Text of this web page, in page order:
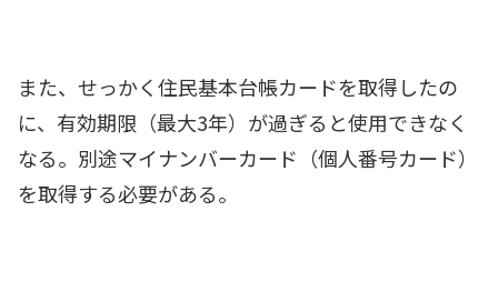
また、せっかく住民基本台帳カードを取得したの
に、有効期限（最大3年）が過ぎると使用できなく
なる。別途マイナンバーカード（個人番号カード）
を取得する必要がある。